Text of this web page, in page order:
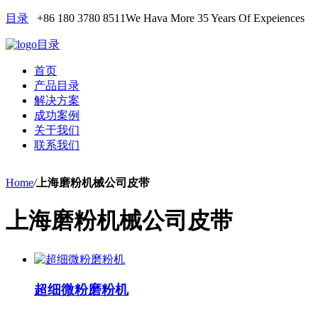
目录 +86 180 3780 8511We Hava More 35 Years Of Expeiences
目录
首页
产品目录
解决方案
成功案例
关于我们
联系我们
Home/上海磨粉机械公司皮带
上海磨粉机械公司皮带
超细微粉磨粉机